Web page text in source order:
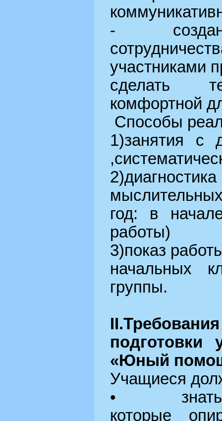
-
участниками
сделать
комфортной
Способы
1)занятия с
год: в
работы)
3)показ
начальных
группы.
подготовки
«Юный
Учащиеся
• знать
которые